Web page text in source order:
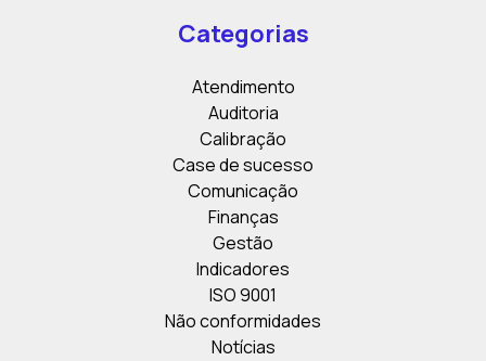
Categorias
Atendimento
Auditoria
Calibração
Case de sucesso
Comunicação
Finanças
Gestão
Indicadores
ISO 9001
Não conformidades
Notícias